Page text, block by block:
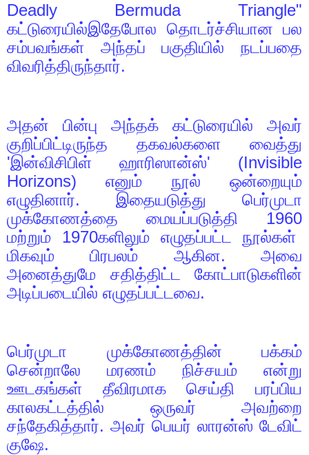
Deadly Bermuda Triangle"
கட்டுரையில்இதேபோல தொடர்ச்சியான பல
சம்பவங்கள் அந்தப் பகுதியில் நடப்பதை
விவரித்திருந்தார்.
அதன் பின்பு அந்தக் கட்டுரையில் அவர்
குறிப்பிட்டிருந்த தகவல்களை வைத்து
'இன்விசிபிள் ஹாரிஸான்ஸ்' (Invisible
Horizons) எனும் நூல் ஒன்றையும்
எழுதினார். இதையடுத்து பெர்முடா
முக்கோணத்தை மையப்படுத்தி 1960
மற்றும் 1970களிலும் எழுதப்பட்ட நூல்கள்
மிகவும் பிரபலம் ஆகின. அவை
அனைத்துமே சதித்திட்ட கோட்பாடுகளின்
அடிப்படையில் எழுதப்பட்டவை.
பெர்முடா முக்கோணத்தின் பக்கம்
சென்றாலே மரணம் நிச்சயம் என்று
ஊடகங்கள் தீவிரமாக செய்தி பரப்பிய
காலகட்டத்தில் ஒருவர் அவற்றை
சந்தேகித்தார். அவர் பெயர் லாரன்ஸ் டேவிட்
குஷே.